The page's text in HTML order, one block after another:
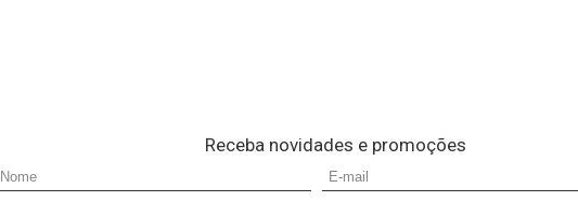
Receba novidades e promoções